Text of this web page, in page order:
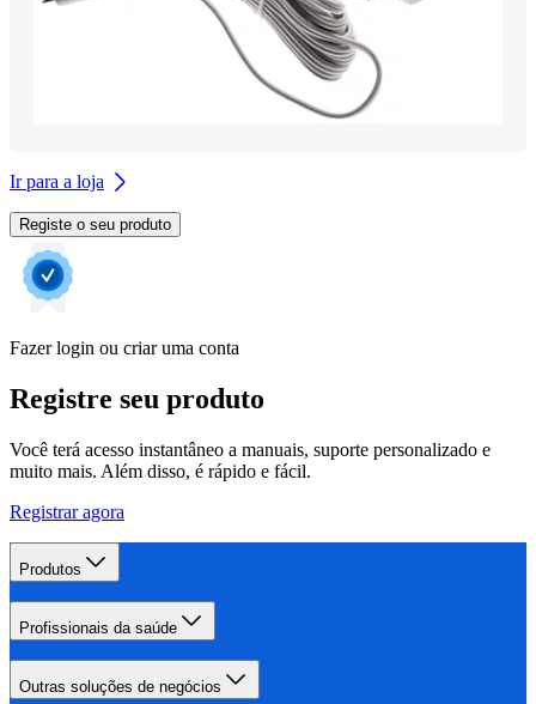
Ir para a loja
Registe o seu produto
Fazer login ou criar uma conta
Registre seu produto
Você terá acesso instantâneo a manuais, suporte personalizado e
muito mais. Além disso, é rápido e fácil.
Registrar agora
Produtos
Profissionais da saúde
Outras soluções de negócios